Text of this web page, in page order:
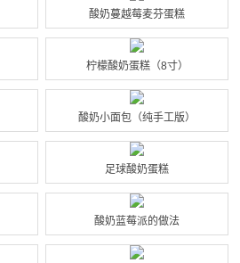
酸奶蔓越莓麦芬蛋糕
柠檬酸奶蛋糕（8寸）
酸奶小面包（纯手工版）
足球酸奶蛋糕
酸奶蓝莓派的做法